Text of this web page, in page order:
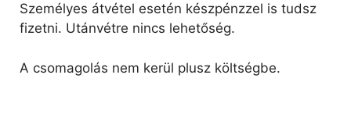
Személyes átvétel esetén készpénzzel is tudsz
fizetni. Utánvétre nincs lehetőség.
A csomagolás nem kerül plusz költségbe.